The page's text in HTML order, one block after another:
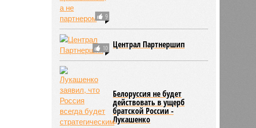
9
10 Централ Партнершип
Белоруссия не будет
действовать в ущерб
братской России -
Лукашенко